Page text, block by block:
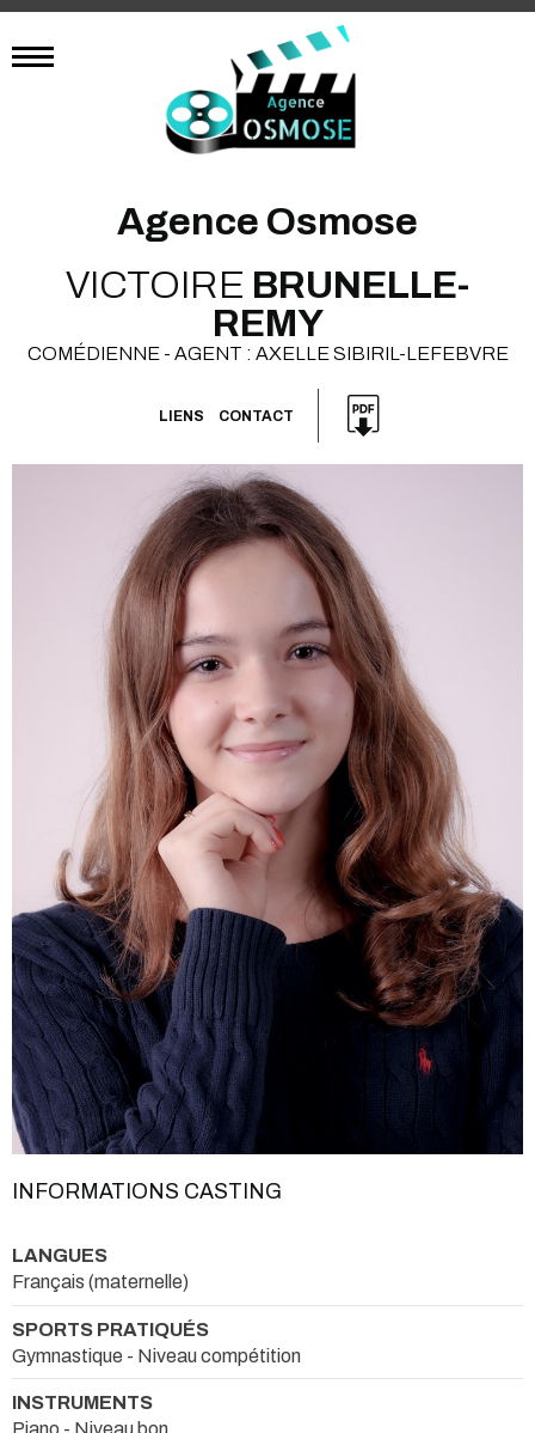
Agence Osmose
VICTOIRE BRUNELLE-
REMY
COMÉDIENNE - AGENT : AXELLE SIBIRIL-LEFEBVRE
LIENS CONTACT
INFORMATIONS CASTING
LANGUES
Français (maternelle)
SPORTS PRATIQUÉS
Gymnastique - Niveau compétition
INSTRUMENTS
Piano - Niveau bon